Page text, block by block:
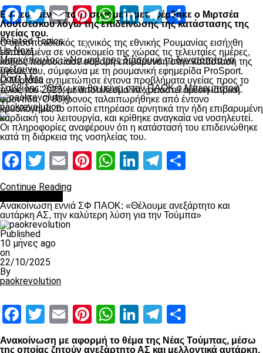
Facebook
Twitter
EmailPinterest
WhatsApp
LinkedIn
Telegram
Related Topics:
Up Next
Μαρκόπουλος: «Να μην τους δώσουμε τη δυνατότητα να
τρέξουν»
Don't Miss
Σαββίδης: “Θέλω και θα μείνει στον ΠΑΟΚ ο Μπερμπάτοφ”
paokrevolution
Εσπευσμένα στο νοσοκομείο μεταφέρθηκε ο Μιρτσέα
Λουτσέσκου λόγω της επιδείνωσης της κατάστασης της
υγείας του.
Ο ομοσπονδιακός τεχνικός της εθνικής Ρουμανίας εισήχθη
εσπευσμένα σε νοσοκομείο της χώρας τις τελευταίες ημέρες,
καθώς παρουσίασε σοβαρή επιβάρυνση στην κατάσταση της
υγείας του, σύμφωνα με τη ρουμανική εφημερίδα ProSport.
Ο Μιρτσέα αντιμετώπισε έντονα προβλήματα υγείας προς το
τέλος του 2025, με αποτέλεσμα να χρειαστεί άμεση ιατρική
φροντίδα. Ο 80χρονος ταλαιπωρήθηκε από έντονο
κρυολόγημα, το οποίο επηρέασε αρνητικά την ήδη επιβαρυμένη
καρδιακή του λειτουργία, και κρίθηκε αναγκαία να νοσηλευτεί.
Οι πληροφορίες αναφέρουν ότι η κατάστασή του επιδεινώθηκε
κατά τη διάρκεια της νοσηλείας του.
Facebook
Twitter
EmailPinterest
WhatsApp
LinkedIn
Telegram
Continue Reading
Ανακοίνωση εννιά ΣΦ ΠΑΟΚ: «Θέλουμε ανεξάρτητο και
αυτάρκη ΑΣ, την καλύτερη λύση για την Τούμπα»
Published
10 μήνες ago
on
22/10/2025
By
paokrevolution
Facebook
Twitter
EmailPinterest
WhatsApp
LinkedIn
Telegram
Ανακοίνωση με αφορμή το θέμα της Νέας Τούμπας, μέσω
της οποίας ζητούν ανεξάρτητο ΑΣ και μελλοντικά αυτάρκη,